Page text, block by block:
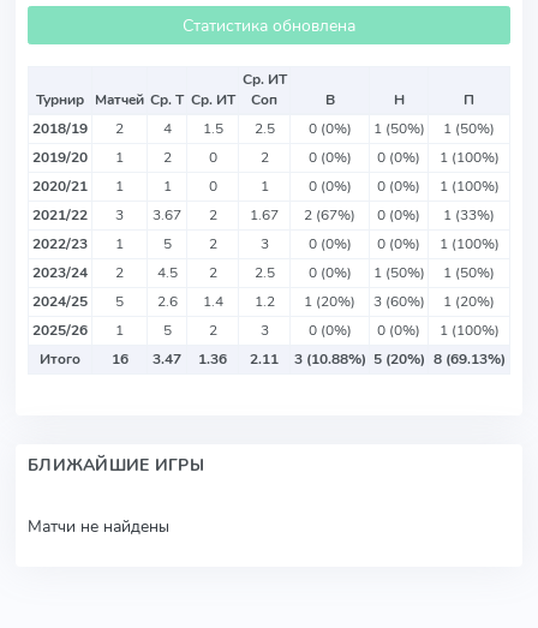
Статистика обновлена
Турнир Матчей Ср. Т Ср. ИТ
Ср. ИТ
Соп
В Н
П
2018/19
2 4 1.5 2.5 0 (0%) 1 (50%)
1 (50%)
2019/20
1 2 0 2 0 (0%) 0 (0%)
1 (100%)
2020/21
1 1 0 1 0 (0%) 0 (0%)
1 (100%)
2021/22
3 3.67 2 1.67 2 (67%) 0 (0%)
1 (33%)
2022/23
1 5 2 3 0 (0%) 0 (0%)
1 (100%)
2023/24
2 4.5 2 2.5 0 (0%) 1 (50%)
1 (50%)
2024/25
5 2.6 1.4 1.2 1 (20%) 3 (60%)
1 (20%)
2025/26
1 5 2 3 0 (0%) 0 (0%)
1 (100%)
Итого
16 3.47 1.36 2.11 3 (10.88%) 5 (20%) 8 (69.13%)
БЛИЖАЙШИЕ ИГРЫ
Матчи не найдены